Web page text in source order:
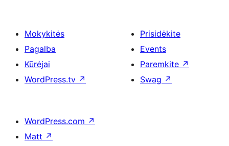
Mokykitės
Pagalba
Kūrėjai
WordPress.tv ↗
Prisidėkite
Events
Paremkite ↗
Swag ↗
WordPress.com ↗
Matt ↗